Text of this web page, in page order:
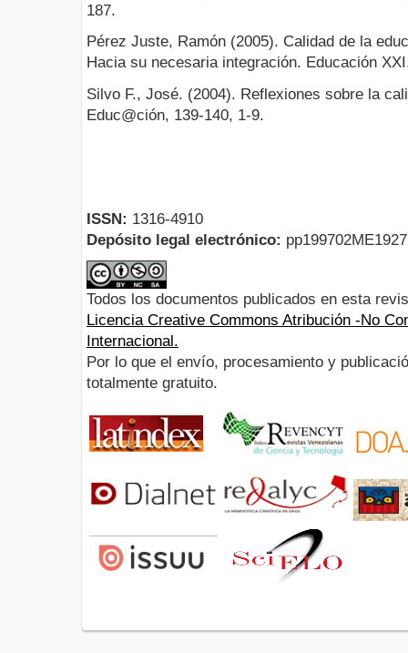
187.
Pérez Juste, Ramón (2005). Calidad de la
Hacia su necesaria integración. Educación
Silvo F., José. (2004). Reflexiones sobre la
Educ@ción, 139-140, 1-9.
ISSN: 1316-4910
Depósito legal electrónico:
Todos los documentos publicados en esta
Licencia Creative Commons Atribución -No
Internacional.
Por lo que el envío, procesamiento y
totalmente gratuito.